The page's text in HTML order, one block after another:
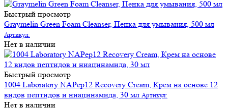
Быстрый просмотр
Graymelin Green Foam Cleanser, Пенка для умывания, 500 мл
Артикул:
Нет в наличии
Быстрый просмотр
1004 Laboratory NAPep12 Recovery Cream, Крем на основе 12
видов пептидов и ниацинамида, 30 мл Артикул:
Нет в наличии